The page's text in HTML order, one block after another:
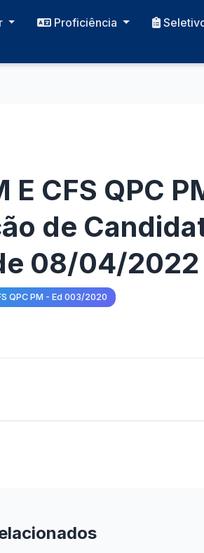
Proficiência
E CFS QPC
de
08/04/2022
QPC PM - Ed 003/2020